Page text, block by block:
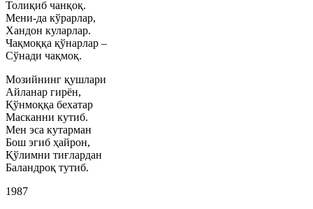
Толиқиб чанқоқ.
Мени-да кўрарлар,
Хандон куларлар.
Чақмоққа қўнарлар –
Сўнади чақмоқ.
Мозийнинг қушлари
Айланар гирён,
Қўнмоққа бехатар
Масканни кутиб.
Мен эса кутарман
Бош эгиб ҳайрон,
Қўлимни тиғлардан
Баландроқ тутиб.
1987